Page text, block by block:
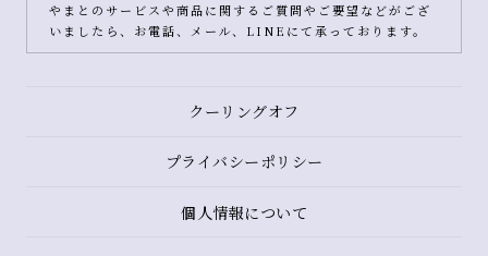
やまとのサービスや商品に関するご質問やご要望などがござ
いましたら、お電話、メール、LINEにて承っております。
クーリングオフ
プライバシーポリシー
個人情報について